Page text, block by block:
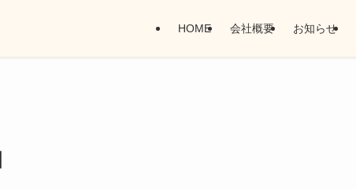
HOME 会社概要 お知らせ